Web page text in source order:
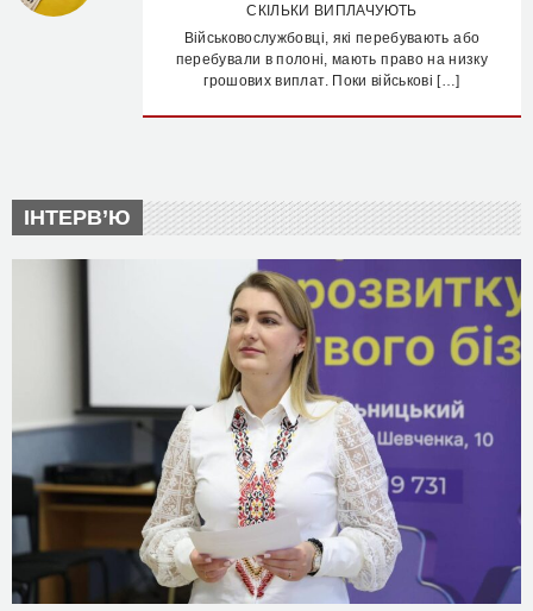
СКІЛЬКИ ВИПЛАЧУЮТЬ
Військовослужбовці, які перебувають або
перебували в полоні, мають право на низку
грошових виплат. Поки військові […]
ІНТЕРВ’Ю